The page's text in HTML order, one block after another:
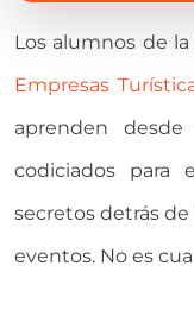
Los alumnos de
Empresas
aprenden
codiciados para
secretos detrás
eventos. No es